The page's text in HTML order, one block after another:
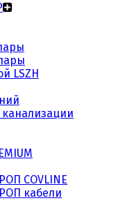
LSZH
COVLINE
кабели